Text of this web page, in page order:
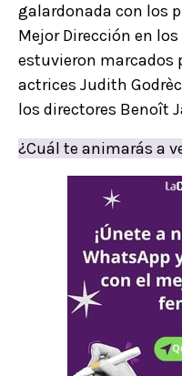
galardonada con los
Mejor Dirección en los
estuvieron marcados
actrices Judith
los directores Benoît
¿Cuál te animarás a